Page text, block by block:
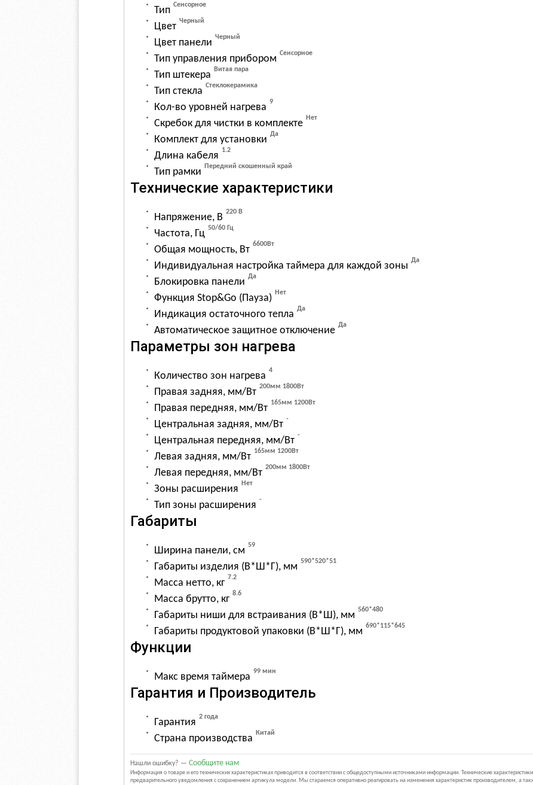
Тип Сенсорное
Цвет Черный
Цвет панели Черный
Тип управления прибором Сенсорное
Тип штекера Витая пара
Тип стекла Стеклокерамика
Кол-во уровней нагрева 9
Скребок для чистки в комплекте Нет
Комплект для установки Да
Длина кабеля 1.2
Тип рамки Передний скошенный край
Технические характеристики
Напряжение, В 220 В
Частота, Гц 50/60 Гц
Общая мощность, Вт 6600Вт
Индивидуальная настройка таймера для каждой зоны Да
Блокировка панели Да
Функция Stop&Go (Пауза) Нет
Индикация остаточного тепла Да
Автоматическое защитное отключение Да
Параметры зон нагрева
Количество зон нагрева 4
Правая задняя, мм/Вт 200мм 1800Вт
Правая передняя, мм/Вт 165мм 1200Вт
Центральная задняя, мм/Вт -
Центральная передняя, мм/Вт -
Левая задняя, мм/Вт 165мм 1200Вт
Левая передняя, мм/Вт 200мм 1800Вт
Зоны расширения Нет
Тип зоны расширения -
Габариты
Ширина панели, см 59
Габариты изделия (В*Ш*Г), мм 590*520*51
Масса нетто, кг 7.2
Масса брутто, кг 8.6
Габариты ниши для встраивания (В*Ш), мм 560*480
Габариты продуктовой упаковки (В*Ш*Г), мм 690*115*645
Функции
Макс время таймера 99 мин
Гарантия и Производитель
Гарантия 2 года
Страна производства Китай
Нашли ошибку? — Сообщите нам
Информация о товаре и его технических характеристиках приводится в соответствии с общедоступными источниками информации. Технические
предварительного уведомления с сохранением артикула модели. Мы стараемся оперативно реагировать на изменения характеристик производителем, а